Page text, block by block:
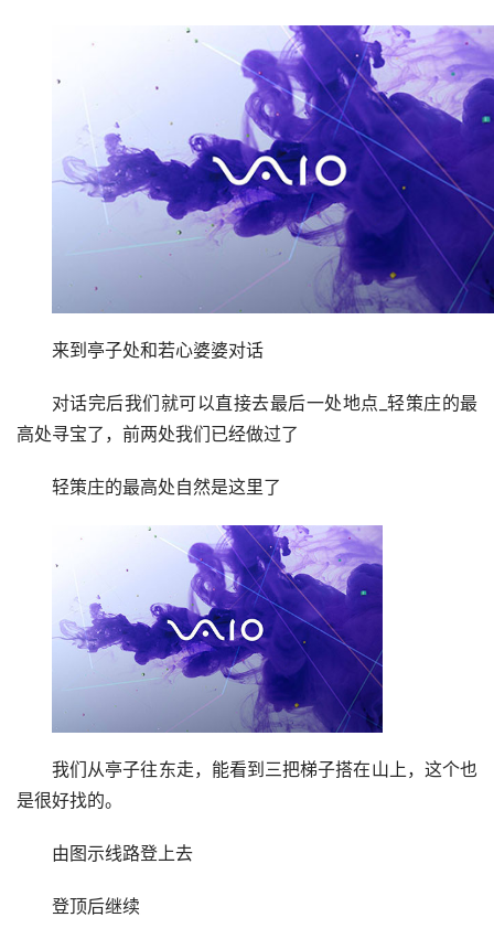
(这个老头晚上七点以后就回家睡觉了，记得把时间调
到白天)
凯叔告诉我们他啥都不知道，让我们找若心婆婆(米哈
游的老套路了，找了半天发现没有什么用的NPC)
来到亭子处和若心婆婆对话
对话完后我们就可以直接去最后一处地点_轻策庄的最
高处寻宝了，前两处我们已经做过了
轻策庄的最高处自然是这里了